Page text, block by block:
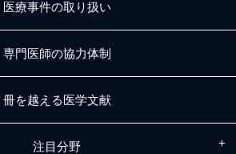
医療事件の取り扱い
専門医師の協力体制
冊を越える医学文献
注目分野